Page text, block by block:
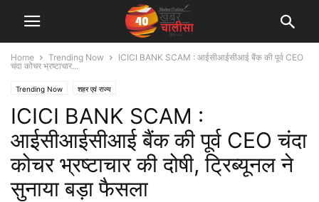
Home Trending Now
ICICI BANK SCAM : आईसीआईसीआई बैंक की पूर्व CEO
चंदा कोचर भ्रष्टाचार...
Trending Now शहर एवं राज्य
ICICI BANK SCAM :
आईसीआईसीआई बैंक की पूर्व CEO चंदा
कोचर भ्रष्टाचार की दोषी, ट्रिब्यूनल ने
सुनाया बड़ा फैसला